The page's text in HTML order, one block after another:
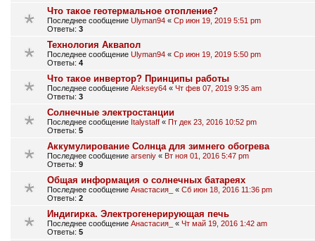
Что такое геотермальное отопление?
Последнее сообщение Ulyman94 « Ср июн 19, 2019 5:51 pm
Ответы: 3
Технология Аквапол
Последнее сообщение Ulyman94 « Ср июн 19, 2019 5:50 pm
Ответы: 4
Что такое инвертор? Принципы работы
Последнее сообщение Aleksey64 « Чт фев 07, 2019 9:35 am
Ответы: 3
Солнечные электростанции
Последнее сообщение Italystaff « Пт дек 23, 2016 10:52 pm
Ответы: 5
Аккумулирование Солнца для зимнего обогрева
Последнее сообщение arseniy « Вт ноя 01, 2016 5:47 pm
Ответы: 9
Общая информация о солнечных батареях
Последнее сообщение Анастасия_ « Сб июн 18, 2016 11:36 pm
Ответы: 2
Индигирка. Электрогенерирующая печь
Последнее сообщение Анастасия_ « Чт май 19, 2016 1:42 am
Ответы: 5